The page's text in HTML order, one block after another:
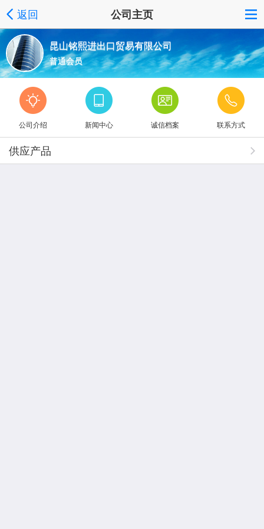
返回 公司主页
昆山铭熙进出口贸易有限公司
普通会员
公司介绍 新闻中心 诚信档案 联系方式
供应产品